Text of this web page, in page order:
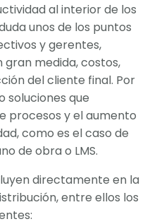
al interior de los
unos de los puntos
y gerentes,
medida, costos,
del cliente final. Por
soluciones que
procesos y el aumento
como es el caso de
de obra o LMS.
directamente en la
entre ellos los